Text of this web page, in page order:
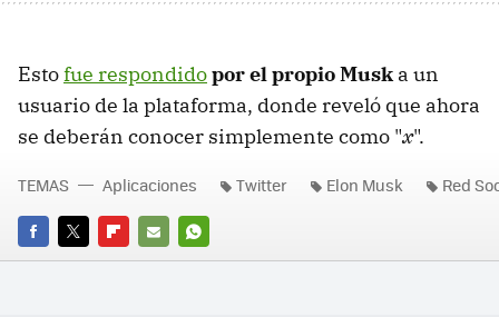
Estofue respondidopor el propio Muska un
usuario de la plataforma, donde reveló que ahora
se deberán conocer simplemente como "x".
FACEBOOK
TWITTERFLIPBOARD
E-
WHATSAPP
TEMAS Aplicaciones Twitter Elon Musk Red